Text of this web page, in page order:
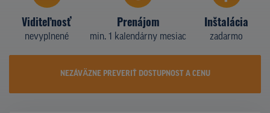
Z PRAXE
Viditeľnosť
nevyplnené
Prenájom
min. 1 kalendárny mesiac
Inštalácia
zadarmo
NEZÁVÄZNE PREVERIŤ DOSTUPNOST A CENU